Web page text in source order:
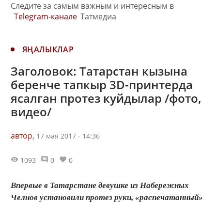
Следите за самым важным и интересным в
Telegram-канале Татмедиа
ЯҢАЛЫКЛАР
Заголовок: Татарстан кызына
беренче тапкыр 3D-принтерда
ясалган протез куйдылар /фото,
видео/
автор, 17 мая 2017 - 14:36
1093 0 0
Впервые в Татарстане девушке из Набережных
Челнов установили протез руки, «распечатанный»